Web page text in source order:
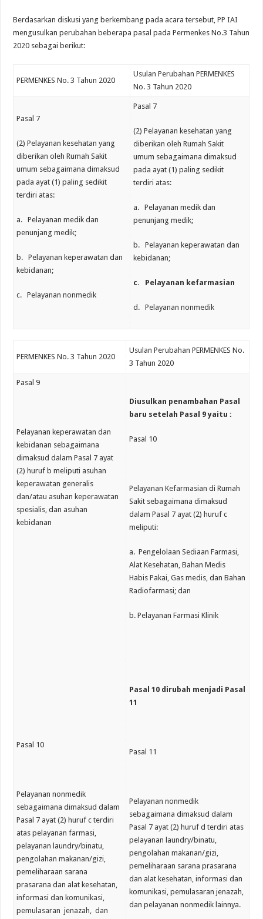
Berdasarkan diskusi yang berkembang pada acara tersebut, PP IAI
mengusulkan perubahan beberapa pasal pada Permenkes No.3 Tahun
2020 sebagai berikut:
PERMENKES No. 3 Tahun 2020
Usulan Perubahan PERMENKES
No. 3 Tahun 2020
Pasal 7
(2) Pelayanan kesehatan yang
diberikan oleh Rumah Sakit
umum sebagaimana dimaksud
pada ayat (1) paling sedikit
terdiri atas:
a. Pelayanan medik dan
penunjang medik;
b. Pelayanan keperawatan dan
kebidanan;
c. Pelayanan nonmedik
Pasal 7
(2) Pelayanan kesehatan yang
diberikan oleh Rumah Sakit
umum sebagaimana dimaksud
pada ayat (1) paling sedikit
terdiri atas:
a. Pelayanan medik dan
penunjang medik;
b. Pelayanan keperawatan dan
kebidanan;
c. Pelayanan kefarmasian
d. Pelayanan nonmedik
PERMENKES No. 3 Tahun 2020
Usulan Perubahan PERMENKES No.
3 Tahun 2020
Pasal 9
Pelayanan keperawatan dan
kebidanan sebagaimana
dimaksud dalam Pasal 7 ayat
(2) huruf b meliputi asuhan
keperawatan generalis
dan/atau asuhan keperawatan
spesialis, dan asuhan
kebidanan
Pasal 10
Pelayanan nonmedik
sebagaimana dimaksud dalam
Pasal 7 ayat (2) huruf c terdiri
atas pelayanan farmasi,
pelayanan laundry/binatu,
pengolahan makanan/gizi,
pemeliharaan sarana
prasarana dan alat kesehatan,
informasi dan komunikasi,
pemulasaran jenazah, dan
Diusulkan penambahan Pasal
baru setelah Pasal 9 yaitu :
Pasal 10
Pelayanan Kefarmasian di Rumah
Sakit sebagaimana dimaksud
dalam Pasal 7 ayat (2) huruf c
meliputi:
a. Pengelolaan Sediaan Farmasi,
Alat Kesehatan, Bahan Medis
Habis Pakai, Gas medis, dan Bahan
Radiofarmasi; dan
b. Pelayanan Farmasi Klinik
Pasal 10 dirubah menjadi Pasal
11
Pasal 11
Pelayanan nonmedik
sebagaimana dimaksud dalam
Pasal 7 ayat (2) huruf d terdiri atas
pelayanan laundry/binatu,
pengolahan makanan/gizi,
pemeliharaan sarana prasarana
dan alat kesehatan, informasi dan
komunikasi, pemulasaran jenazah,
dan pelayanan nonmedik lainnya.